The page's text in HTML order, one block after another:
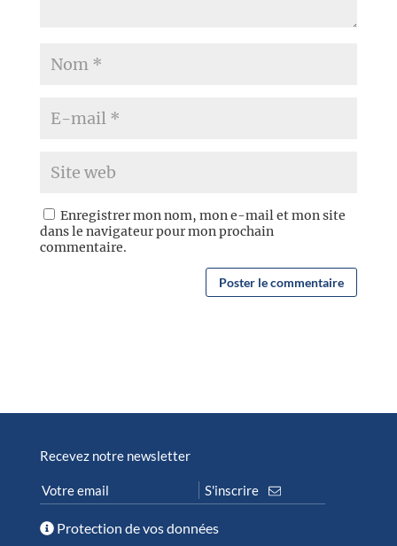
Enregistrer mon nom, mon e-mail et mon site
dans le navigateur pour mon prochain
commentaire.
Recevez notre newsletter
Protection de vos données